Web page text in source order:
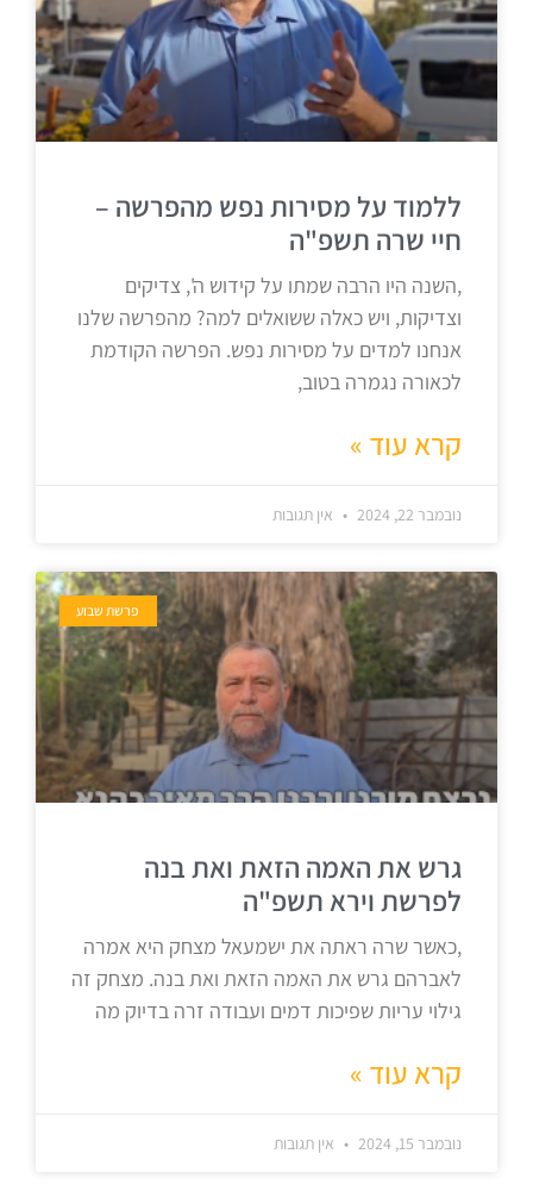
ללמוד על מסירות נפש מהפרשה –
חיי שרה תשפ"ה
,השנה היו הרבה שמתו על קידוש ה', צדיקים
וצדיקות, ויש כאלה ששואלים למה? מהפרשה שלנו
אנחנו למדים על מסירות נפש. הפרשה הקודמת
לכאורה נגמרה בטוב,
קרא עוד »
נובמבר 22, 2024 אין תגובות
פרשת שבוע
גרש את האמה הזאת ואת בנה
לפרשת וירא תשפ"ה
,כאשר שרה ראתה את ישמעאל מצחק היא אמרה
לאברהם גרש את האמה הזאת ואת בנה. מצחק זה
גילוי עריות שפיכות דמים ועבודה זרה בדיוק מה
קרא עוד »
נובמבר 15, 2024 אין תגובות